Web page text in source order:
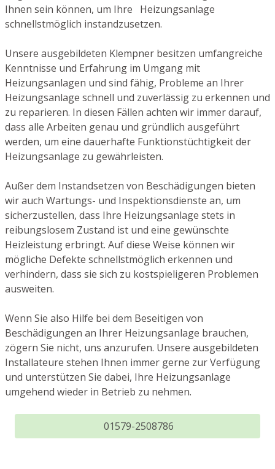
Ihnen sein können, um Ihre Heizungsanlage
schnellstmöglich instandzusetzen.
Unsere ausgebildeten Klempner besitzen umfangreiche
Kenntnisse und Erfahrung im Umgang mit
Heizungsanlagen und sind fähig, Probleme an Ihrer
Heizungsanlage schnell und zuverlässig zu erkennen und
zu reparieren. In diesen Fällen achten wir immer darauf,
dass alle Arbeiten genau und gründlich ausgeführt
werden, um eine dauerhafte Funktionstüchtigkeit der
Heizungsanlage zu gewährleisten.
Außer dem Instandsetzen von Beschädigungen bieten
wir auch Wartungs- und Inspektionsdienste an, um
sicherzustellen, dass Ihre Heizungsanlage stets in
reibungslosem Zustand ist und eine gewünschte
Heizleistung erbringt. Auf diese Weise können wir
mögliche Defekte schnellstmöglich erkennen und
verhindern, dass sie sich zu kostspieligeren Problemen
ausweiten.
Wenn Sie also Hilfe bei dem Beseitigen von
Beschädigungen an Ihrer Heizungsanlage brauchen,
zögern Sie nicht, uns anzurufen. Unsere ausgebildeten
Installateure stehen Ihnen immer gerne zur Verfügung
und unterstützen Sie dabei, Ihre Heizungsanlage
umgehend wieder in Betrieb zu nehmen.
01579-2508786